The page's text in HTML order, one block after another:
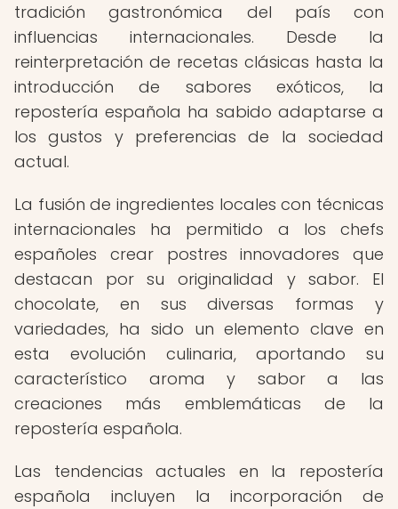
tradición gastronómica del país con
influencias internacionales. Desde la
reinterpretación de recetas clásicas hasta la
introducción de sabores exóticos, la
repostería española ha sabido adaptarse a
los gustos y preferencias de la sociedad
actual.
La fusión de ingredientes locales con técnicas
internacionales ha permitido a los chefs
españoles crear postres innovadores que
destacan por su originalidad y sabor. El
chocolate, en sus diversas formas y
variedades, ha sido un elemento clave en
esta evolución culinaria, aportando su
característico aroma y sabor a las
creaciones más emblemáticas de la
repostería española.
Las tendencias actuales en la repostería
española incluyen la incorporación de